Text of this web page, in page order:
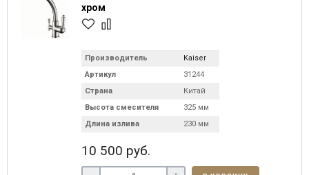
хром
Производитель
Kaiser
Артикул
31244
Страна
Китай
Высота смесителя
325 мм
Длина излива
230 мм
10 500 руб.